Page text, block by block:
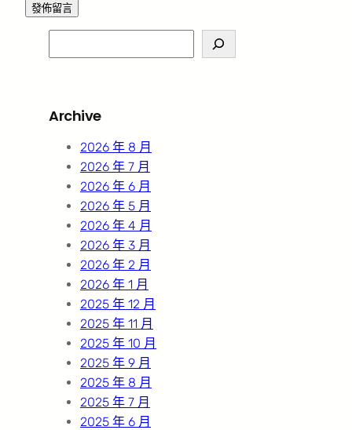
e
c
Archive
2026 年 8 月
2026 年 7 月
2026 年 6 月
2026 年 5 月
2026 年 4 月
2026 年 3 月
2026 年 2 月
2026 年 1 月
2025 年 12 月
2025 年 11 月
2025 年 10 月
2025 年 9 月
2025 年 8 月
2025 年 7 月
2025 年 6 月